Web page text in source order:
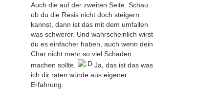
Auch die auf der zweiten Seite. Schau
ob du die Resis nicht doch steigern
kannst, dann ist das mit dem umfallen
was schwerer. Und wahrscheinlich wirst
du es einfacher haben, auch wenn dein
Char nicht mehr so viel Schaden
machen sollte.
Ja, das ist das was
ich dir raten würde aus eigener
Erfahrung.